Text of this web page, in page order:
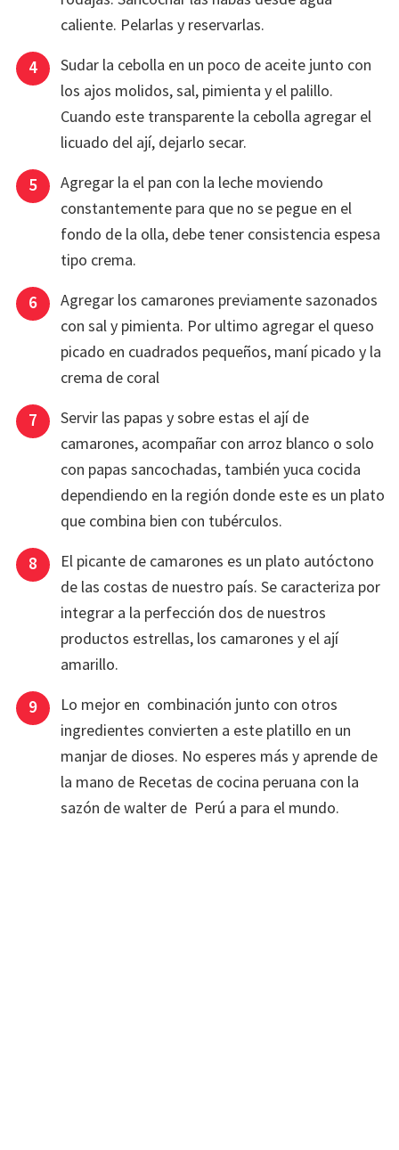
caliente. Pelarlas y reservarlas.
Sudar la cebolla en un poco de aceite junto con
los ajos molidos, sal, pimienta y el palillo.
Cuando este transparente la cebolla agregar el
licuado del ají, dejarlo secar.
Agregar la el pan con la leche moviendo
constantemente para que no se pegue en el
fondo de la olla, debe tener consistencia espesa
tipo crema.
Agregar los camarones previamente sazonados
con sal y pimienta. Por ultimo agregar el queso
picado en cuadrados pequeños, maní picado y la
crema de coral
Servir las papas y sobre estas el ají de
camarones, acompañar con arroz blanco o solo
con papas sancochadas, también yuca cocida
dependiendo en la región donde este es un plato
que combina bien con tubérculos.
El picante de camarones es un plato autóctono
de las costas de nuestro país. Se caracteriza por
integrar a la perfección dos de nuestros
productos estrellas, los camarones y el ají
amarillo.
Lo mejor en combinación junto con otros
ingredientes convierten a este platillo en un
manjar de dioses. No esperes más y aprende de
la mano de Recetas de cocina peruana con la
sazón de walter de Perú a para el mundo.